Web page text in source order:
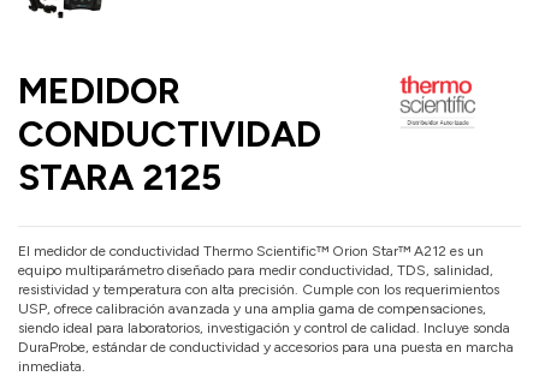
MEDIDOR
CONDUCTIVIDAD
STARA 2125
El medidor de conductividad Thermo Scientific™ Orion Star™ A212 es un
equipo multiparámetro diseñado para medir conductividad, TDS, salinidad,
resistividad y temperatura con alta precisión. Cumple con los requerimientos
USP, ofrece calibración avanzada y una amplia gama de compensaciones,
siendo ideal para laboratorios, investigación y control de calidad. Incluye sonda
DuraProbe, estándar de conductividad y accesorios para una puesta en marcha
inmediata.